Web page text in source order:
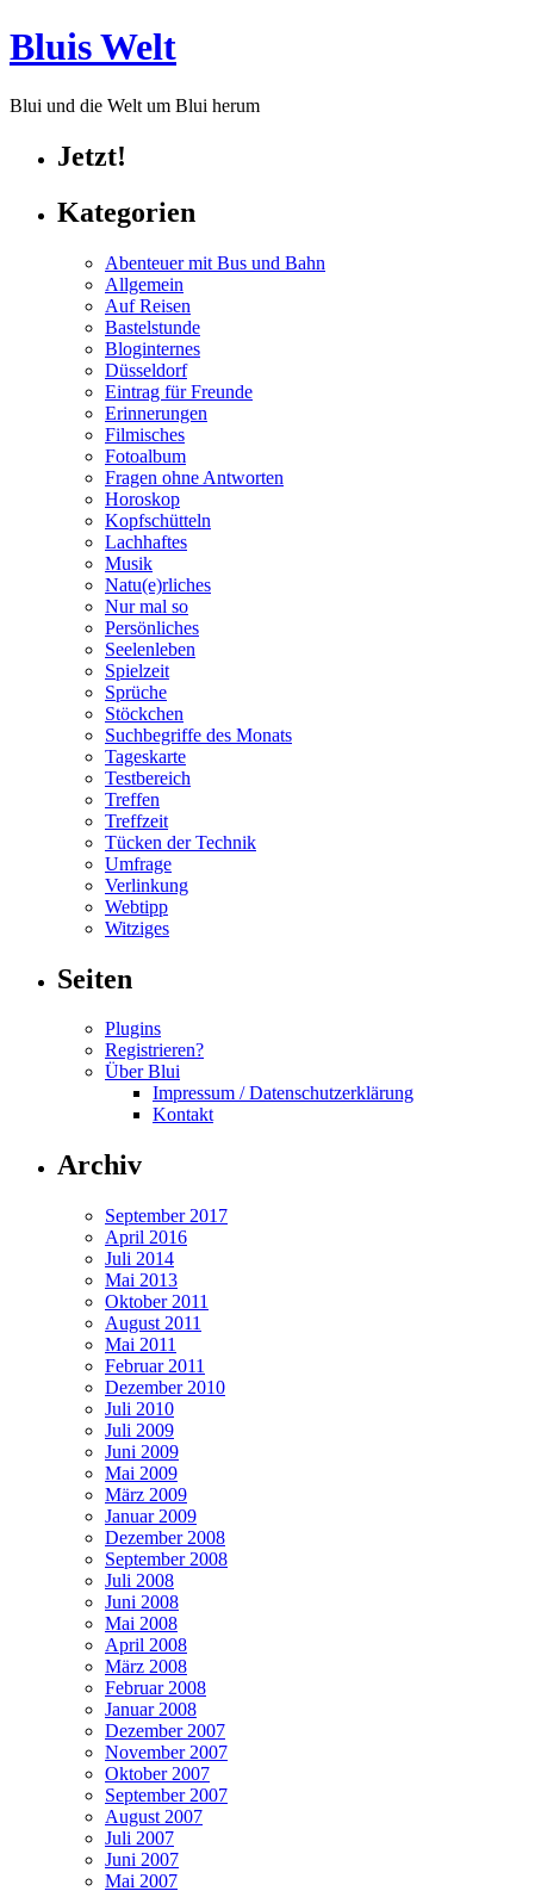
Bluis Welt
Blui und die Welt um Blui herum
Jetzt!
Kategorien
Abenteuer mit Bus und Bahn
Allgemein
Auf Reisen
Bastelstunde
Bloginternes
Düsseldorf
Eintrag für Freunde
Erinnerungen
Filmisches
Fotoalbum
Fragen ohne Antworten
Horoskop
Kopfschütteln
Lachhaftes
Musik
Natu(e)rliches
Nur mal so
Persönliches
Seelenleben
Spielzeit
Sprüche
Stöckchen
Suchbegriffe des Monats
Tageskarte
Testbereich
Treffen
Treffzeit
Tücken der Technik
Umfrage
Verlinkung
Webtipp
Witziges
Seiten
Plugins
Registrieren?
Über Blui
Impressum / Datenschutzerklärung
Kontakt
Archiv
September 2017
April 2016
Juli 2014
Mai 2013
Oktober 2011
August 2011
Mai 2011
Februar 2011
Dezember 2010
Juli 2010
Juli 2009
Juni 2009
Mai 2009
März 2009
Januar 2009
Dezember 2008
September 2008
Juli 2008
Juni 2008
Mai 2008
April 2008
März 2008
Februar 2008
Januar 2008
Dezember 2007
November 2007
Oktober 2007
September 2007
August 2007
Juli 2007
Juni 2007
Mai 2007